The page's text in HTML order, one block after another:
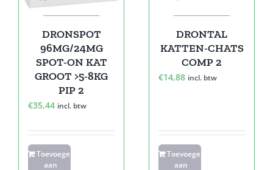
DRONSPOT
96MG/24MG
SPOT-ON KAT
GROOT >5-8KG
PIP 2
€35,44 incl. btw
Toevoegen
aan
DRONTAL
KATTEN-CHATS
COMP 2
€14,88 incl. btw
Toevoegen
aan